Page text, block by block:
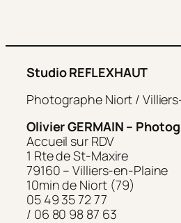
Studio REFLEXHAUT
Photographe Niort /
Olivier GERMAIN –
Accueil sur RDV
1 Rte de St-Maxire
79160 – Villiers-en-Plaine
10min de Niort (79)
05 49 35 72 77
/ 06 80 98 87 63